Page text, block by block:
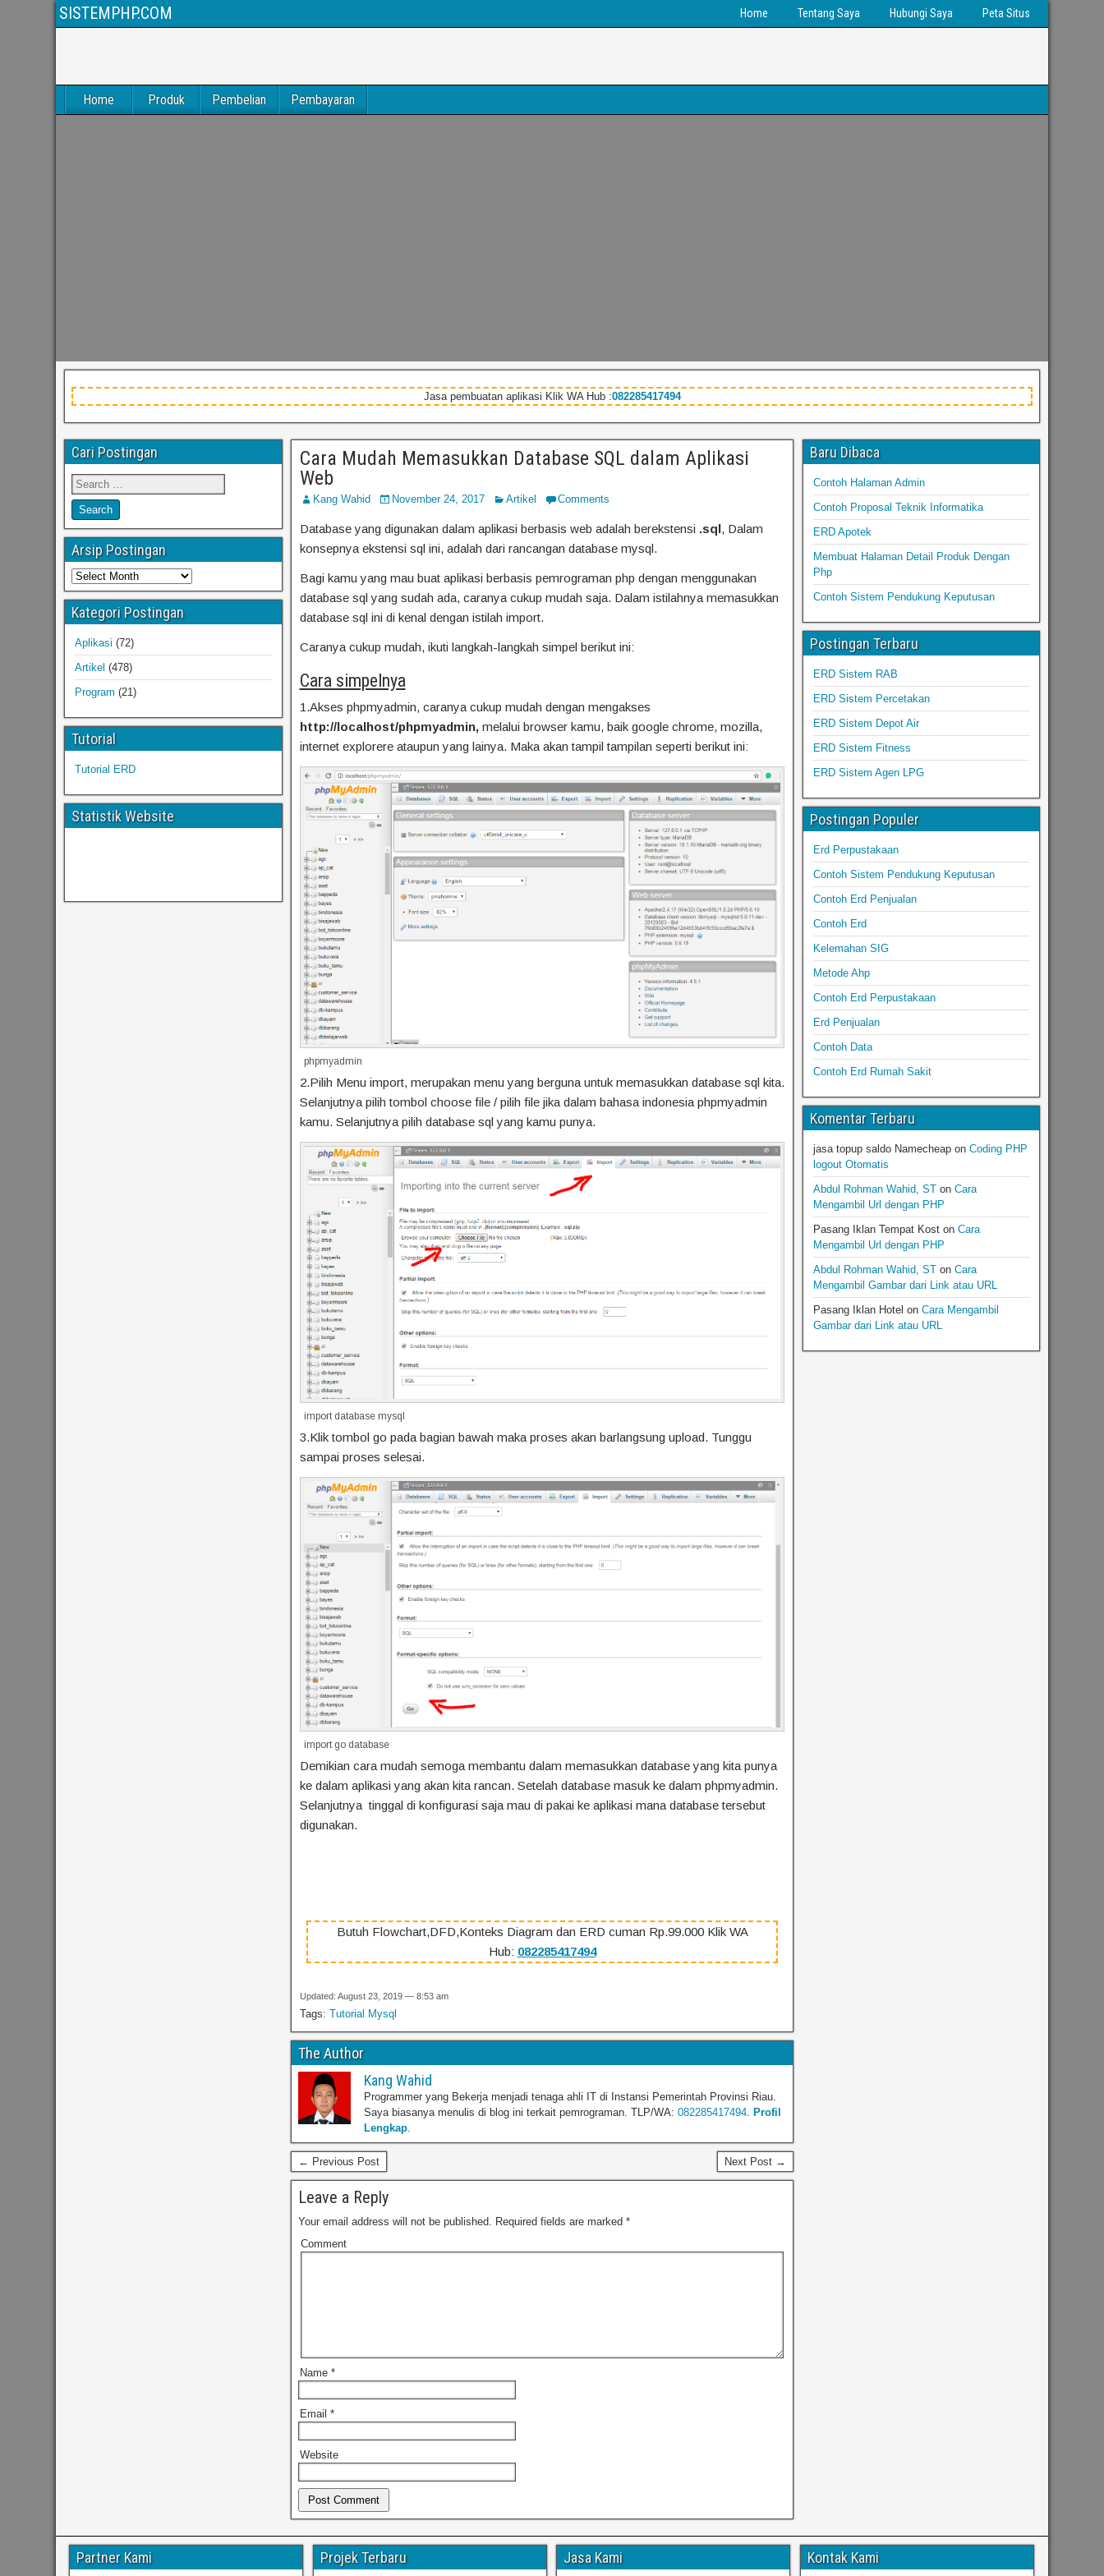
SISTEMPHP.COM Home Tentang Saya Hubungi Saya Peta Situs
Home Produk Pembelian Pembayaran
Jasa pembuatan aplikasi Klik WA Hub :082285417494
Cara Mudah Memasukkan Database SQL dalam Aplikasi
Web
Kang Wahid November 24, 2017 Artikel Comments
Database yang digunakan dalam aplikasi berbasis web adalah berekstensi .sql, Dalam
konsepnya ekstensi sql ini, adalah dari rancangan database mysql.
Bagi kamu yang mau buat aplikasi berbasis pemrograman php dengan menggunakan
database sql yang sudah ada, caranya cukup mudah saja. Dalam istilahnya memasukkan
database sql ini di kenal dengan istilah import.
Caranya cukup mudah, ikuti langkah-langkah simpel berikut ini:
Cara simpelnya
1.Akses phpmyadmin, caranya cukup mudah dengan mengakses
http://localhost/phpmyadmin, melalui browser kamu, baik google chrome, mozilla,
internet explorere ataupun yang lainya. Maka akan tampil tampilan seperti berikut ini:
phpmyadmin
2.Pilih Menu import, merupakan menu yang berguna untuk memasukkan database sql kita.
Selanjutnya pilih tombol choose file / pilih file jika dalam bahasa indonesia phpmyadmin
kamu. Selanjutnya pilih database sql yang kamu punya.
import database mysql
3.Klik tombol go pada bagian bawah maka proses akan barlangsung upload. Tunggu
sampai proses selesai.
import go database
Demikian cara mudah semoga membantu dalam memasukkan database yang kita punya
ke dalam aplikasi yang akan kita rancan. Setelah database masuk ke dalam phpmyadmin.
Selanjutnya tinggal di konfigurasi saja mau di pakai ke aplikasi mana database tersebut
digunakan.
Butuh Flowchart,DFD,Konteks Diagram dan ERD cuman Rp.99.000 Klik WA
Hub: 082285417494
Updated: August 23, 2019 — 8:53 am
Tags: Tutorial Mysql
The Author
Kang Wahid
Programmer yang Bekerja menjadi tenaga ahli IT di Instansi Pemerintah Provinsi Riau.
Saya biasanya menulis di blog ini terkait pemrograman. TLP/WA: 082285417494. Profil
Lengkap.
← Previous Post Next Post →
Leave a Reply
Your email address will not be published. Required fields are marked *
Comment
Name *
Email *
Website
Cari Postingan
Arsip Postingan
Kategori Postingan
Aplikasi (72)
Artikel (478)
Program (21)
Tutorial
Tutorial ERD
Statistik Website
Baru Dibaca
Contoh Halaman Admin
Contoh Proposal Teknik Informatika
ERD Apotek
Membuat Halaman Detail Produk Dengan
Php
Contoh Sistem Pendukung Keputusan
Postingan Terbaru
ERD Sistem RAB
ERD Sistem Percetakan
ERD Sistem Depot Air
ERD Sistem Fitness
ERD Sistem Agen LPG
Postingan Populer
Erd Perpustakaan
Contoh Sistem Pendukung Keputusan
Contoh Erd Penjualan
Contoh Erd
Kelemahan SIG
Metode Ahp
Contoh Erd Perpustakaan
Erd Penjualan
Contoh Data
Contoh Erd Rumah Sakit
Komentar Terbaru
jasa topup saldo Namecheapon Coding PHP
logout Otomatis
Abdul Rohman Wahid, STon Cara
Mengambil Url dengan PHP
Pasang Iklan Tempat Koston Cara
Mengambil Url dengan PHP
Abdul Rohman Wahid, STon Cara
Mengambil Gambar dari Link atau URL
Pasang Iklan Hotel on Cara Mengambil
Gambar dari Link atau URL
Partner Kami Projek Terbaru Jasa Kami Kontak Kami